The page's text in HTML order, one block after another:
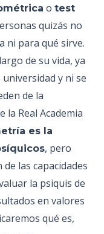
o test
quizás no
ni para qué sirve.
de su vida, ya
y ni se
de la
la Real Academia
es la
, pero
las capacidades
la psiquis de
en valores
qué es,